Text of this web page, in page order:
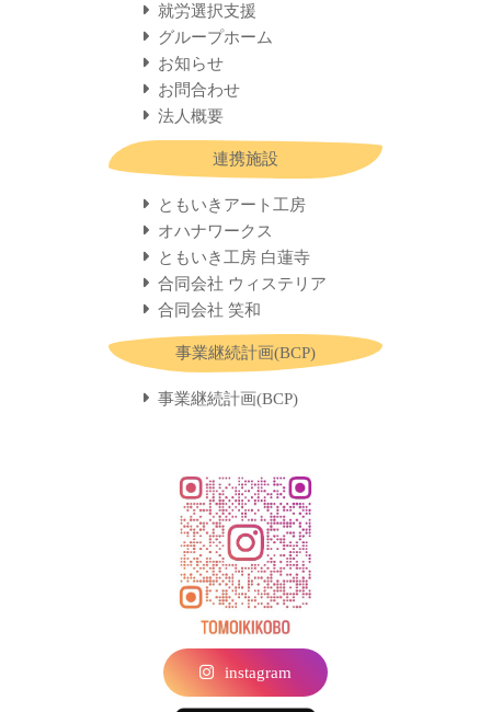
就労選択支援
グループホーム
お知らせ
お問合わせ
法人概要
連携施設
ともいきアート工房
オハナワークス
ともいき工房 白蓮寺
合同会社 ウィステリア
合同会社 笑和
事業継続計画(BCP)
事業継続計画(BCP)
instagram